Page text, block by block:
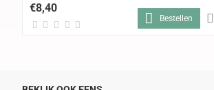
€8,40
Bestellen